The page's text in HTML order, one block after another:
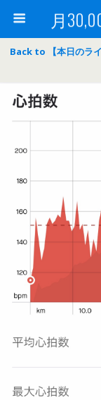
Back to 【本日のラ